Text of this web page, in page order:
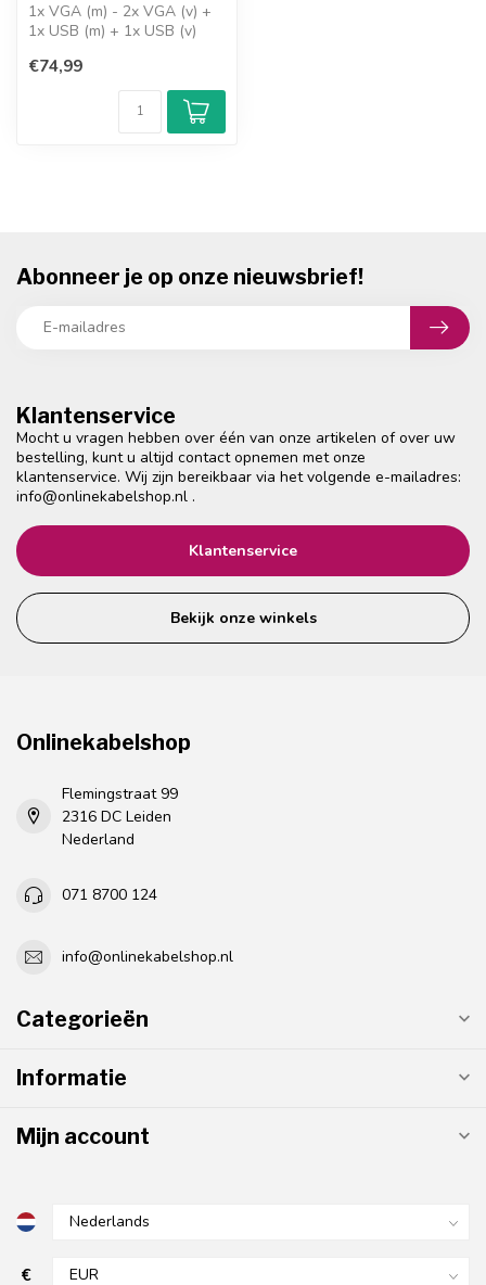
1x VGA (m) - 2x VGA (v) +
1x USB (m) + 1x USB (v)
2x...
€74,99
Klantenservice
Mocht u vragen hebben over één van onze artikelen of over uw
bestelling, kunt u altijd contact opnemen met onze
klantenservice. Wij zijn bereikbaar via het volgende e-mailadres:
info@onlinekabelshop.nl .
Klantenservice
Bekijk onze winkels
Abonneer je op onze nieuwsbrief!
Onlinekabelshop
Flemingstraat 99
2316 DC Leiden
Nederland
071 8700 124
info@onlinekabelshop.nl
Categorieën
Informatie
Mijn account
€